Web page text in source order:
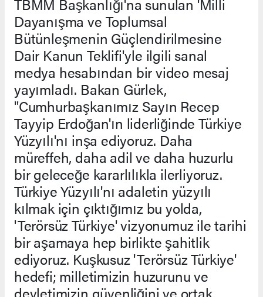
TBMM Başkanlığı'na sunulan 'Milli
Dayanışma ve Toplumsal
Bütünleşmenin Güçlendirilmesine
Dair Kanun Teklifi'yle ilgili sanal
medya hesabından bir video mesaj
yayımladı. Bakan Gürlek,
"Cumhurbaşkanımız Sayın Recep
Tayyip Erdoğan'ın liderliğinde Türkiye
Yüzyılı'nı inşa ediyoruz. Daha
müreffeh, daha adil ve daha huzurlu
bir geleceğe kararlılıkla ilerliyoruz.
Türkiye Yüzyılı'nı adaletin yüzyılı
kılmak için çıktığımız bu yolda,
'Terörsüz Türkiye' vizyonumuz ile tarihi
bir aşamaya hep birlikte şahitlik
ediyoruz. Kuşkusuz 'Terörsüz Türkiye'
hedefi; milletimizin huzurunu ve
devletimizin güvenliğini ve ortak